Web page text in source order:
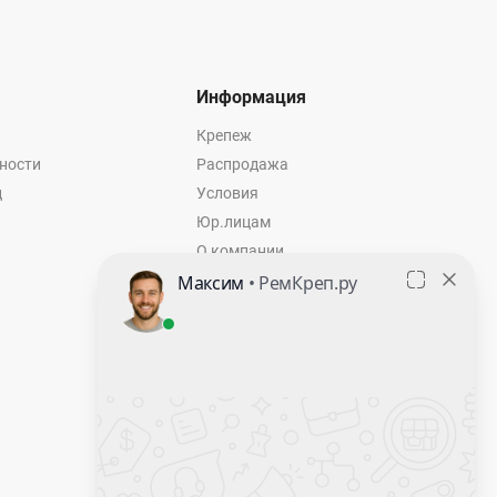
Информация
Крепеж
Распродажа
Условия
Юр.лицам
О компании
Контакты